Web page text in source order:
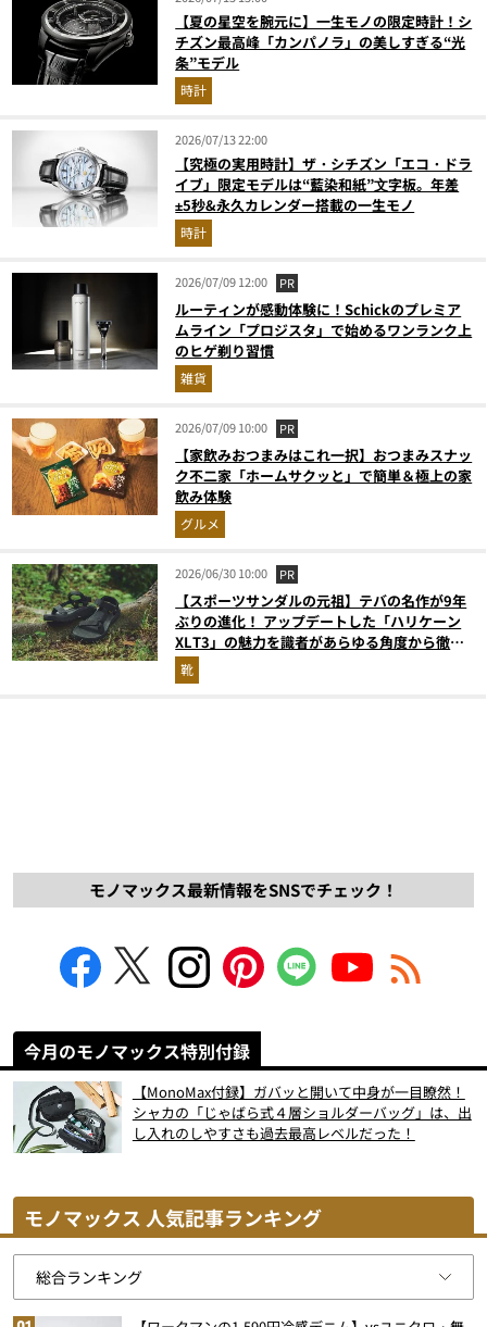
【夏の星空を腕元に】一生モノの限定時計！シ
チズン最高峰「カンパノラ」の美しすぎる“光
条”モデル
時計
2026/07/13 22:00
【究極の実用時計】ザ・シチズン「エコ・ドラ
イブ」限定モデルは“藍染和紙”⽂字板。年差
±5秒&永久カレンダー搭載の一生モノ
時計
2026/07/09 12:00 PR
ルーティンが感動体験に！Schickのプレミア
ムライン「プロジスタ」で始めるワンランク上
のヒゲ剃り習慣
雑貨
2026/07/09 10:00 PR
【家飲みおつまみはこれ一択】おつまみスナッ
ク不二家「ホームサクッと」で簡単＆極上の家
飲み体験
グルメ
2026/06/30 10:00 PR
【スポーツサンダルの元祖】テバの名作が9年
ぶりの進化！ アップデートした「ハリケーン
XLT3」の魅力を識者があらゆる角度から徹底
解説！
靴
モノマックス最新情報をSNSでチェック！
今月のモノマックス特別付録
【MonoMax付録】ガバッと開いて中身が一目瞭然！
シャカの「じゃばら式４層ショルダーバッグ」は、出
し入れのしやすさも過去最高レベルだった！
モノマックス 人気記事ランキング